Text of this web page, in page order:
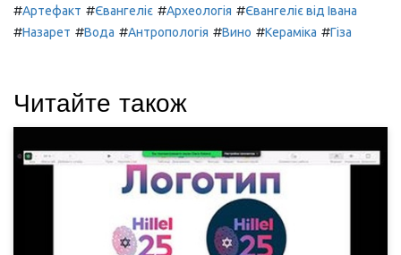
#Артефакт #Євангеліє #Археологія #Євангеліє від Івана
#Назарет #Вода #Антропологія #Вино #Кераміка #Гіза
Читайте також